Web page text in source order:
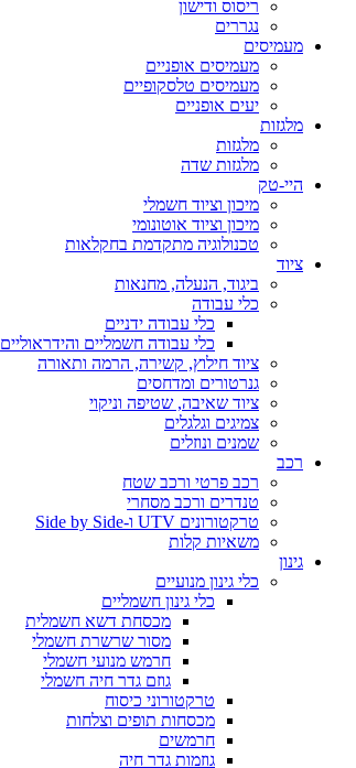
ריסוס ודישון
נגררים
מעמיסים
מעמיסים אופניים
מעמיסים טלסקופיים
יעים אופניים
מלגזות
מלגזות
מלגזות שדה
היי-טק
מיכון וציוד חשמלי
מיכון וציוד אוטונומי
טכנולוגיה מתקדמת בחקלאות
ציוד
ביגוד, הנעלה, מחנאות
כלי עבודה
כלי עבודה ידניים
כלי עבודה חשמליים והידראוליים
ציוד חילוץ, קשירה, הרמה ותאורה
גנרטורים ומדחסים
ציוד שאיבה, שטיפה וניקוי
צמיגים וגלגלים
שמנים ונוזלים
רכב
רכב פרטי ורכב שטח
טנדרים ורכב מסחרי
טרקטורונים UTV ו-Side by Side
משאיות קלות
גינון
כלי גינון מנועיים
כלי גינון חשמליים
מכסחת דשא חשמלית
מסור שרשרת חשמלי
חרמש מנועי חשמלי
גוזם גדר חיה חשמלי
טרקטורוני כיסוח
מכסחות תופים וצלחות
חרמשים
גוזמות גדר חיה